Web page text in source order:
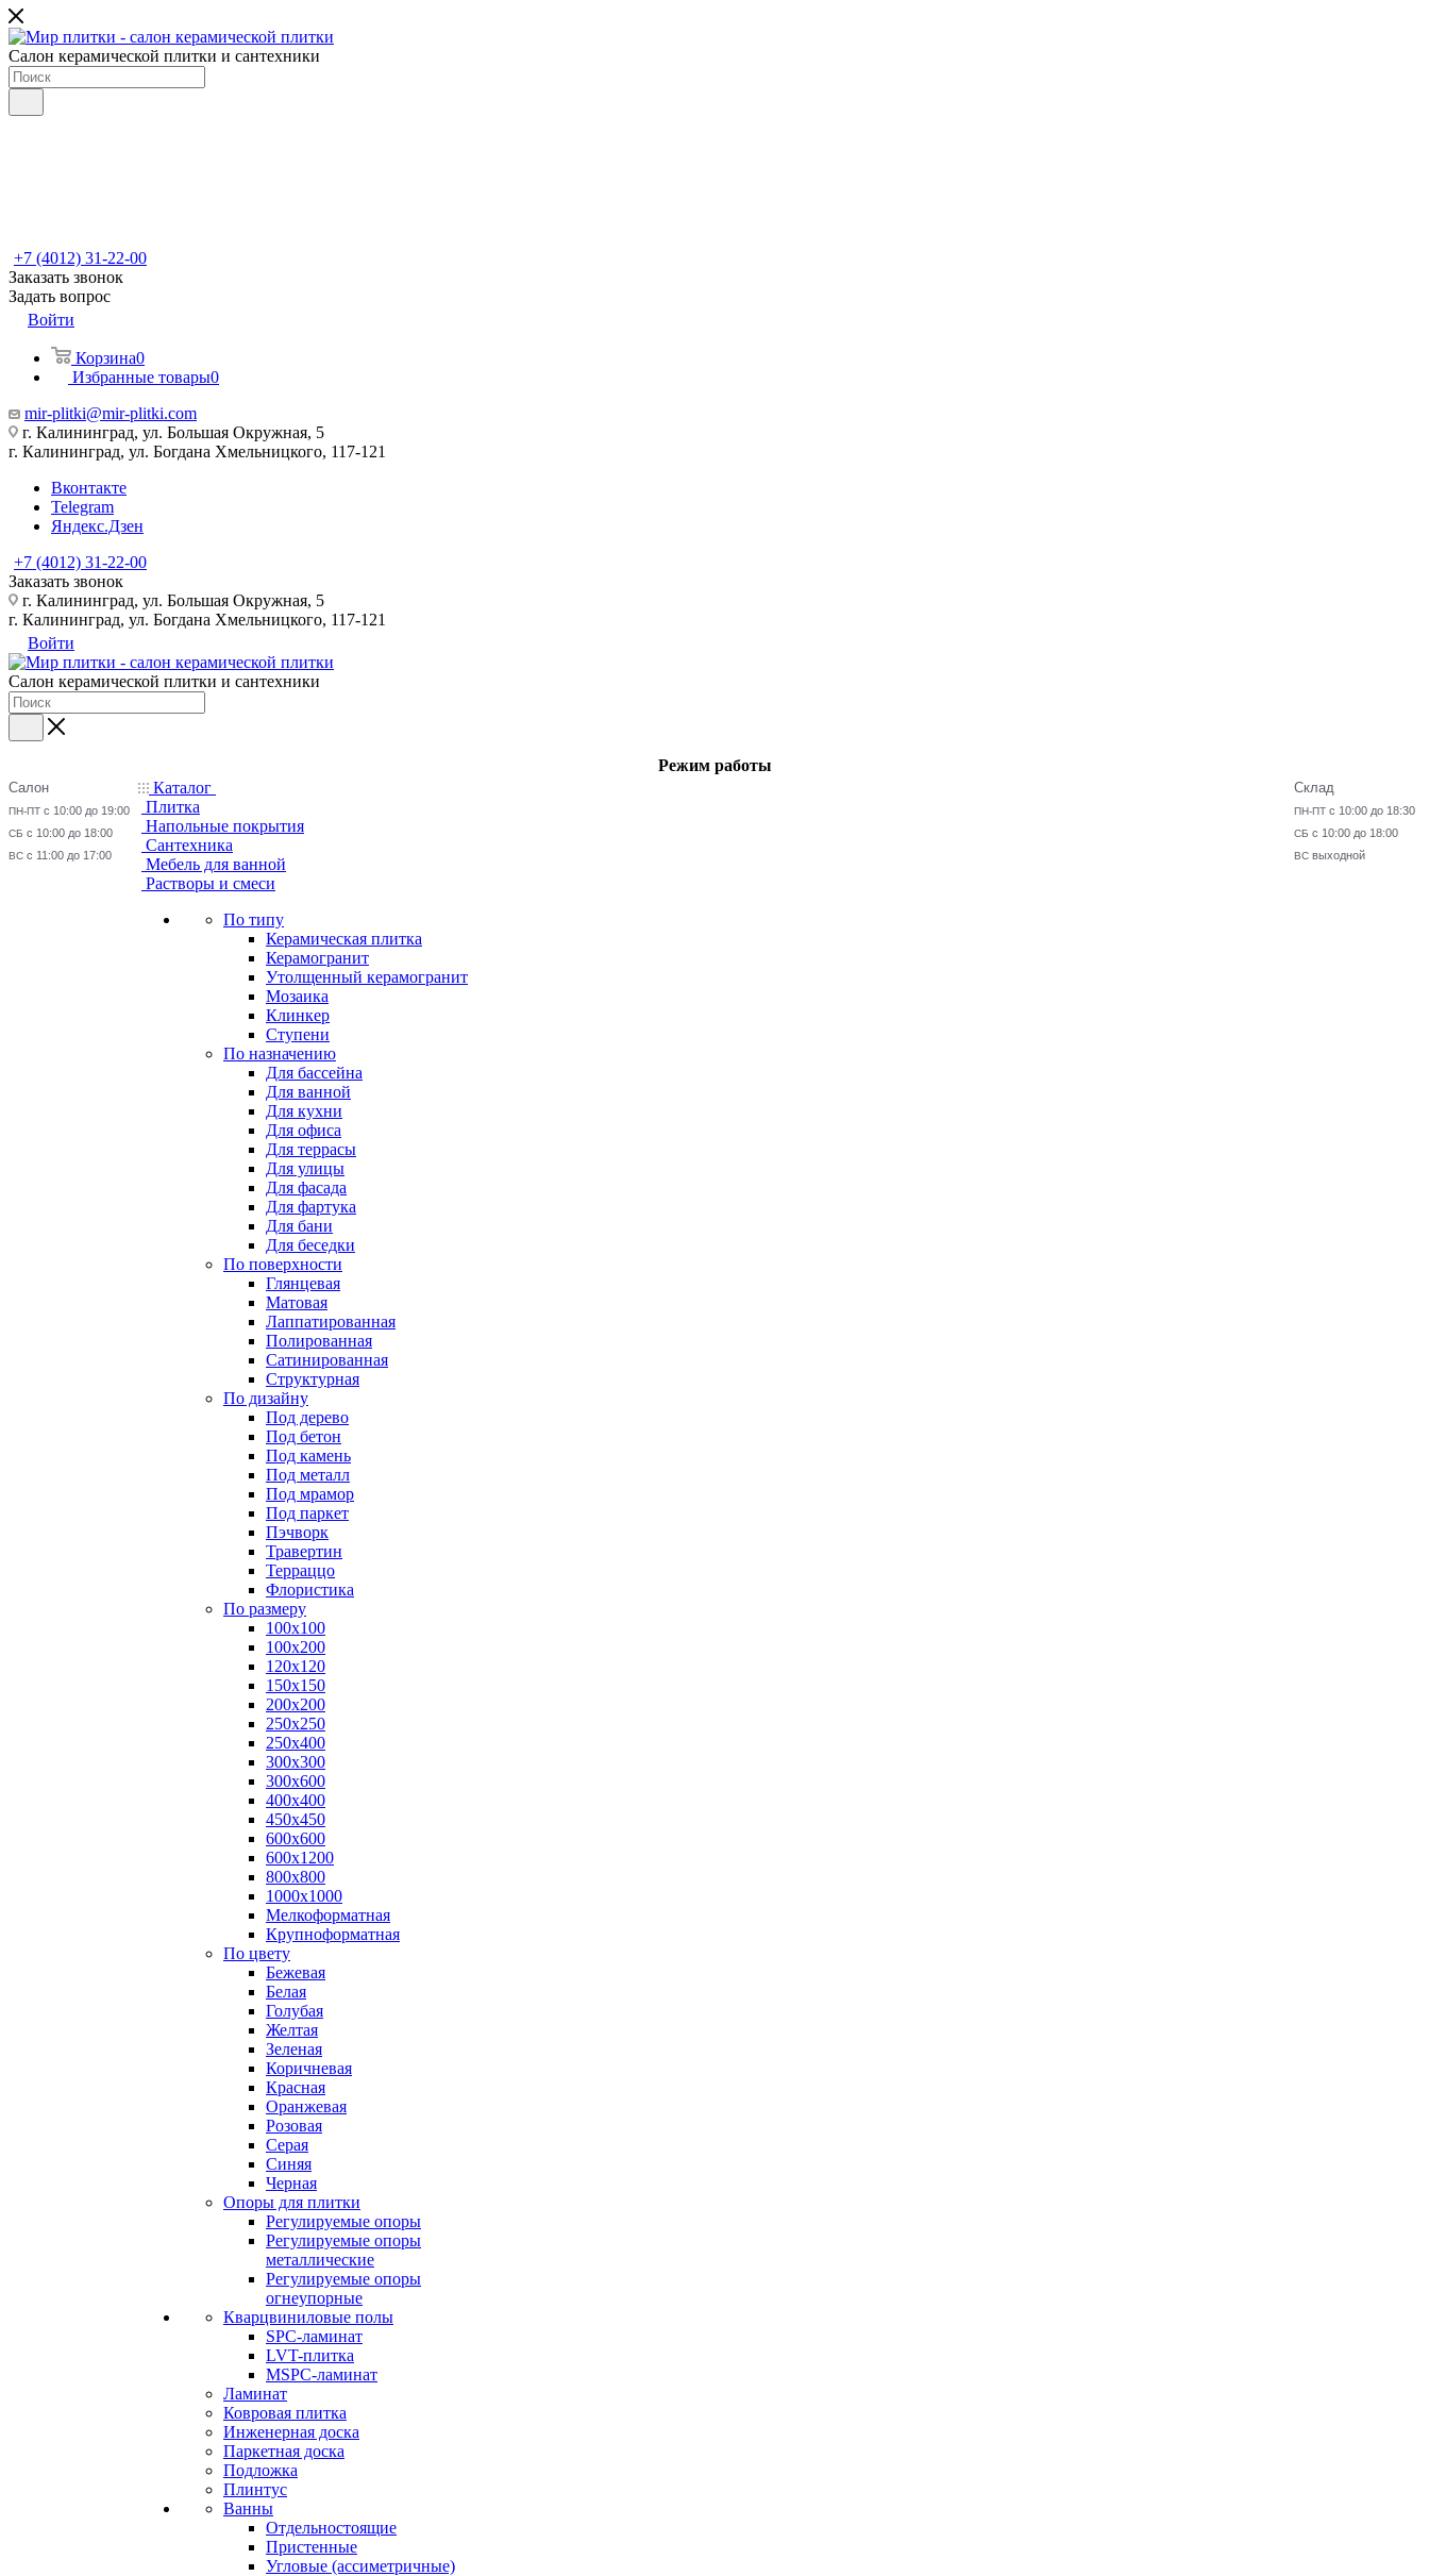
Салон керамической плитки и сантехники
+7 (4012) 31-22-00
Заказать звонок
Задать вопрос
Войти
Корзина0
Избранные товары0
mir-plitki@mir-plitki.com
г. Калининград, ул. Большая Окружная, 5
г. Калининград, ул. Богдана Хмельницкого, 117-121
Вконтакте
Telegram
Яндекс.Дзен
+7 (4012) 31-22-00
Заказать звонок
г. Калининград, ул. Большая Окружная, 5
г. Калининград, ул. Богдана Хмельницкого, 117-121
Войти
Салон керамической плитки и сантехники
Режим работы
Салон
ПН-ПТ с 10:00 до 19:00
СБ с 10:00 до 18:00
ВС с 11:00 до 17:00
Склад
ПН-ПТ с 10:00 до 18:30
СБ с 10:00 до 18:00
ВС выходной
Каталог
Плитка
Напольные покрытия
Сантехника
Мебель для ванной
Растворы и смеси
По типу
Керамическая плитка
Керамогранит
Утолщенный керамогранит
Мозаика
Клинкер
Ступени
По назначению
Для бассейна
Для ванной
Для кухни
Для офиса
Для террасы
Для улицы
Для фасада
Для фартука
Для бани
Для беседки
По поверхности
Глянцевая
Матовая
Лаппатированная
Полированная
Сатинированная
Структурная
По дизайну
Под дерево
Под бетон
Под камень
Под металл
Под мрамор
Под паркет
Пэчворк
Травертин
Терраццо
Флористика
По размеру
100х100
100х200
120х120
150х150
200х200
250х250
250х400
300х300
300х600
400х400
450х450
600х600
600х1200
800х800
1000х1000
Мелкоформатная
Крупноформатная
По цвету
Бежевая
Белая
Голубая
Желтая
Зеленая
Коричневая
Красная
Оранжевая
Розовая
Серая
Синяя
Черная
Опоры для плитки
Регулируемые опоры
Регулируемые опоры
металлические
Регулируемые опоры
огнеупорные
Кварцвиниловые полы
SPC-ламинат
LVT-плитка
MSPC-ламинат
Ламинат
Ковровая плитка
Инженерная доска
Паркетная доска
Подложка
Плинтус
Ванны
Отдельностоящие
Пристенные
Угловые (ассиметричные)